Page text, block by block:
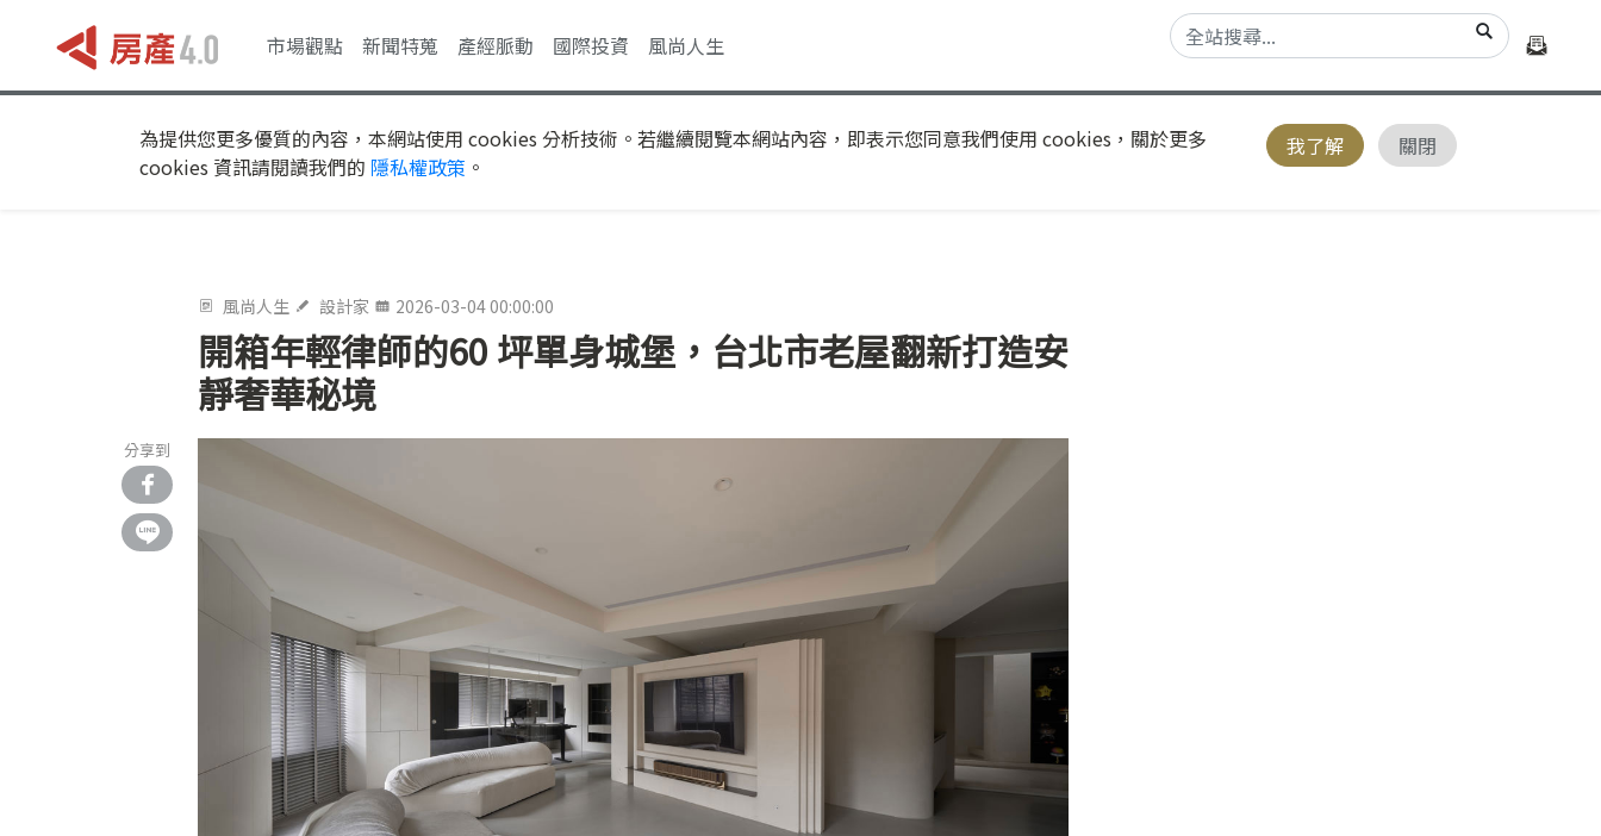
市場觀點 新聞特蒐 產經脈動 國際投資 風尚人生
為提供您更多優質的內容，本網站使用 cookies 分析技術。若繼續閱覽本網站內容，即表示您同意我們使用 cookies，關於更多
cookies 資訊請閱讀我們的 隱私權政策 。
我了解 關閉
風尚人生 設計家 2026-03-04 00:00:00
開箱年輕律師的60 坪單身城堡，台北市老屋翻新打造安
靜奢華秘境
分享到